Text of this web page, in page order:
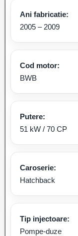
Ani fabricatie:
2005 – 2009
Cod motor:
BWB
Putere:
51 kW / 70 CP
Caroserie:
Hatchback
Tip injectoare:
Pompe-duze